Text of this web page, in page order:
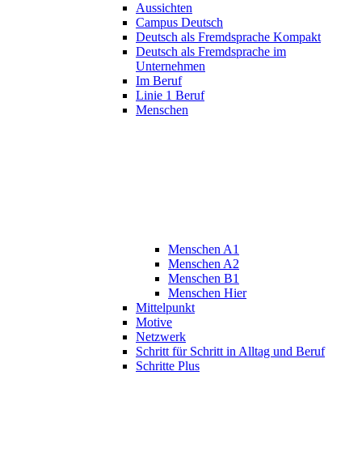
Aussichten
Campus Deutsch
Deutsch als Fremdsprache Kompakt
Deutsch als Fremdsprache im
Unternehmen
Im Beruf
Linie 1 Beruf
Menschen
Menschen A1
Menschen A2
Menschen B1
Menschen Hier
Mittelpunkt
Motive
Netzwerk
Schritt für Schritt in Alltag und Beruf
Schritte Plus